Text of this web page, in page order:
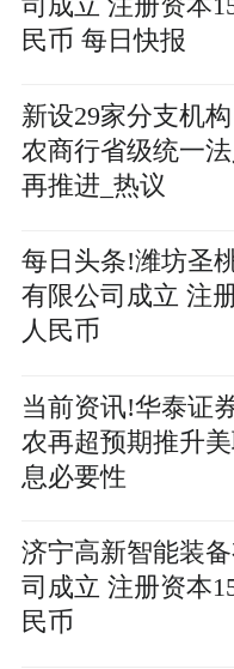
民币 每日快报
新设29家分支机
农商行省级统一法
再推进_热议
每日头条!潍坊圣
有限公司成立 注
人民币
当前资讯!华泰证
农再超预期推升
息必要性
济宁高新智能装
司成立 注册资本
民币